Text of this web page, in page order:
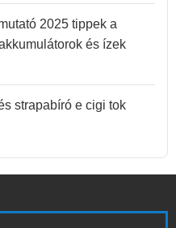
2025 tippek a
és ízek
strapabíró e cigi tok